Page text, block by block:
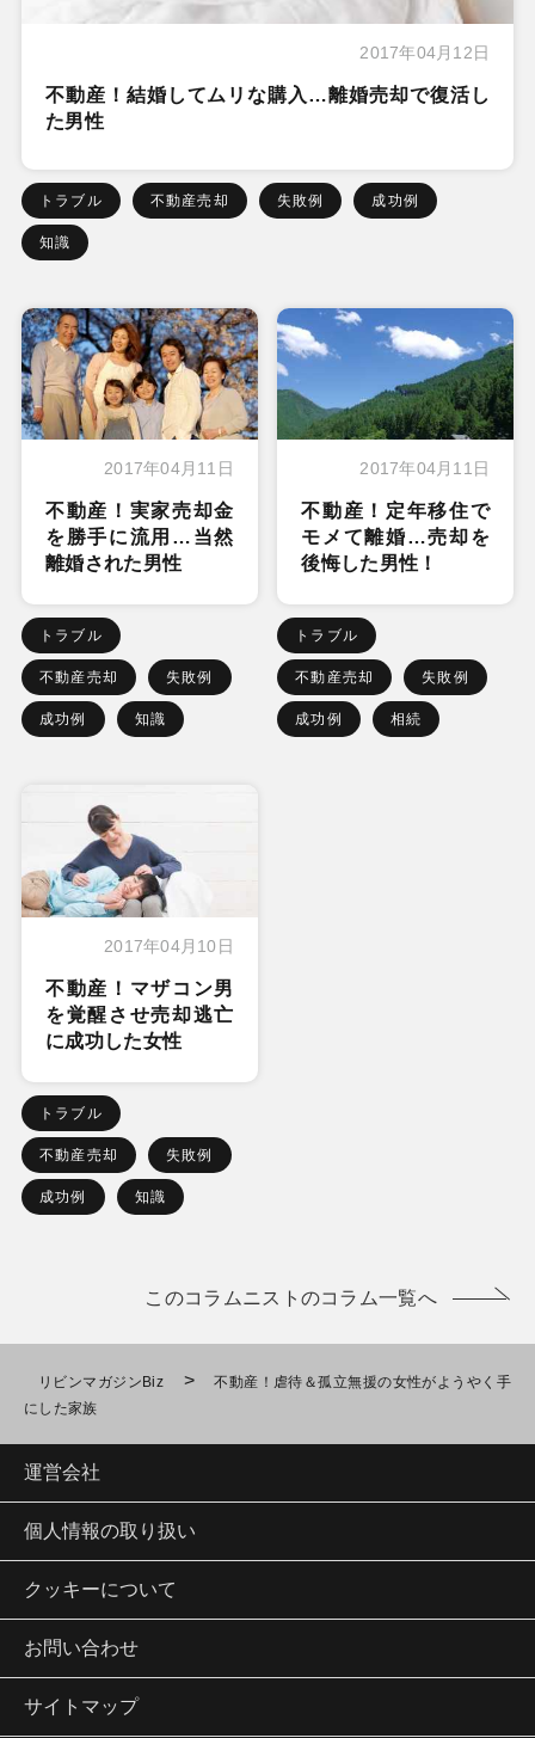
2017年04月12日
不動産！結婚してムリな購入…離婚売却で復活し
た男性
トラブル 不動産売却 失敗例 成功例
知識
2017年04月11日
不動産！実家売却金
を勝手に流用…当然
離婚された男性
トラブル
不動産売却 失敗例
成功例 知識
2017年04月11日
不動産！定年移住で
モメて離婚…売却を
後悔した男性！
トラブル
不動産売却 失敗例
成功例 相続
2017年04月10日
不動産！マザコン男
を覚醒させ売却逃亡
に成功した女性
トラブル
不動産売却 失敗例
成功例 知識
このコラムニストのコラム一覧へ
リビンマガジンBiz >
不動産！虐待＆孤立無援の女性がようやく手
にした家族
運営会社
個人情報の取り扱い
クッキーについて
お問い合わせ
サイトマップ